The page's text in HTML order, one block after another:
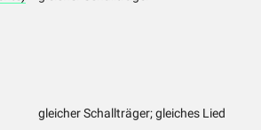
gleicher Schallträger; gleiches Lied